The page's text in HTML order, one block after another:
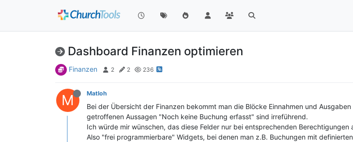
Dashboard Finanzen optimieren
Finanzen 2 2 236
M Matloh
Bei der Übersicht der Finanzen bekommt man die Blöcke Einnahmen und
getroffenen Aussagen "Noch keine Buchung erfasst" sind irreführend.
Ich würde mir wünschen, das diese Felder nur bei entsprechenden
Also "frei programmierbare" Widgets, bei denen man z.B. Buchungen mit